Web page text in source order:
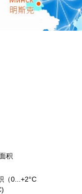
积
（0...+2°C